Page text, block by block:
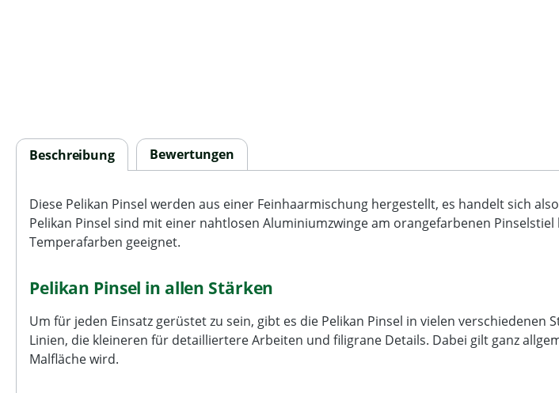
Beschreibung Bewertungen
Diese Pelikan Pinsel werden aus einer Feinhaarmischung hergestellt, es handelt sich
Pelikan Pinsel sind mit einer nahtlosen Aluminiumzwinge am orangefarbenen
Temperafarben geeignet.
Pelikan Pinsel in allen Stärken
Um für jeden Einsatz gerüstet zu sein, gibt es die Pelikan Pinsel in vielen
Linien, die kleineren für detailliertere Arbeiten und filigrane Details. Dabei gilt ganz
Malfläche wird.